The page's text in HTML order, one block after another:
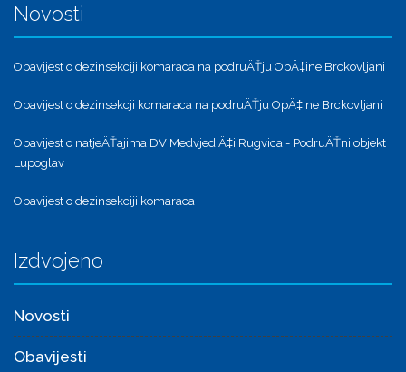
Novosti
Obavijest o dezinsekciji komaraca na podruÄŤju OpÄ‡ine Brckovljani
Obavijest o dezinsekcji komaraca na podruÄŤju OpÄ‡ine Brckovljani
Obavijest o natjeÄŤajima DV MedvjediÄ‡i Rugvica - PodruÄŤni objekt
Lupoglav
Obavijest o dezinsekciji komaraca
Izdvojeno
Novosti
Obavijesti